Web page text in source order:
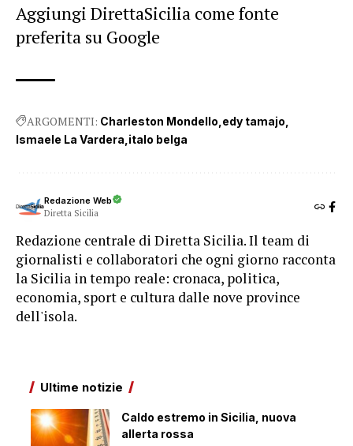
Aggiungi DirettaSicilia come fonte
preferita su Google
ARGOMENTI: Charleston Mondello edy tamajo
Ismaele La Vardera italo belga
Redazione Web
Diretta Sicilia
Redazione centrale di Diretta Sicilia. Il team di
giornalisti e collaboratori che ogni giorno racconta
la Sicilia in tempo reale: cronaca, politica,
economia, sport e cultura dalle nove province
dell'isola.
Ultime notizie
Caldo estremo in Sicilia, nuova
allerta rossa